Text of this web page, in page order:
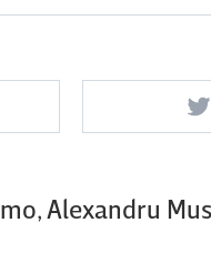
Alexandru
Sf
Vs
FCSB